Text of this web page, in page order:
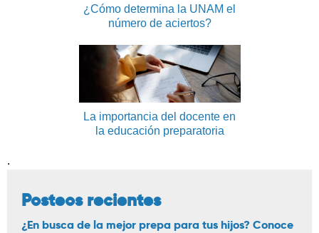
¿Cómo determina la UNAM el
número de aciertos?
La importancia del docente en
la educación preparatoria
.
Posteos recientes
¿En busca de la mejor prepa para tus hijos? Conoce